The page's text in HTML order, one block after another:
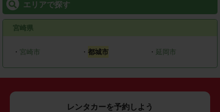
エリアで探す
宮崎県
・ 宮崎市 ・ 都城市 ・ 延岡市
レンタカーを予約しよう